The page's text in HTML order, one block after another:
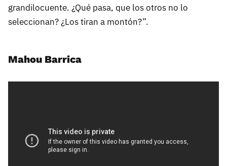
grandilocuente. ¿Qué pasa, que los otros no lo
seleccionan? ¿Los tiran a montón?”.
Mahou Barrica